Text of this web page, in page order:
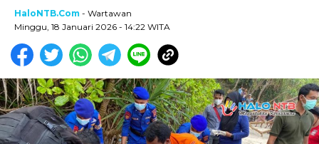
HaloNTB.com - Wartawan
Minggu, 18 Januari 2026 - 14:22 WITA